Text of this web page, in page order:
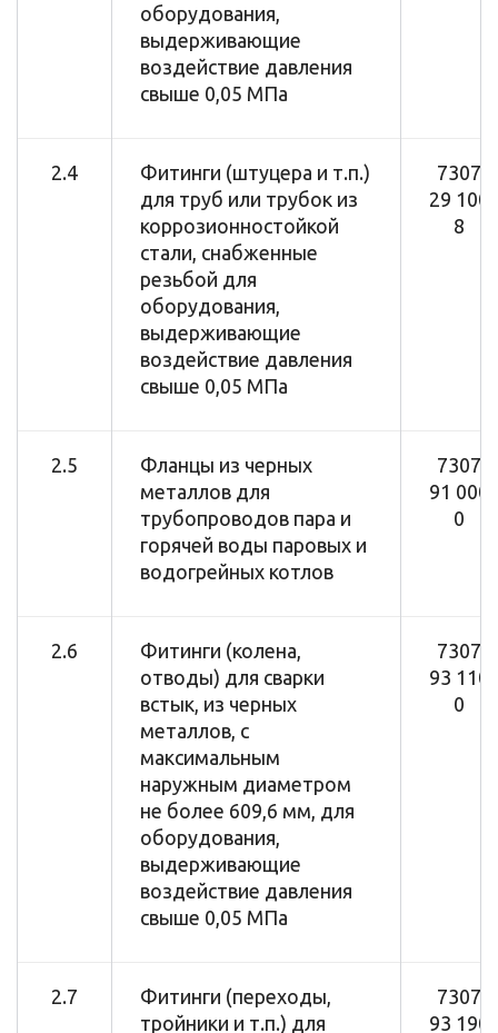
оборудования,
выдерживающие
воздействие давления
свыше 0,05 МПа
2.4
Фитинги (штуцера и т.п.)
для труб или трубок из
коррозионностойкой
стали, снабженные
резьбой для
оборудования,
выдерживающие
воздействие давления
свыше 0,05 МПа
7307
29 100
8
2.5
Фланцы из черных
металлов для
трубопроводов пара и
горячей воды паровых и
водогрейных котлов
7307
91 000
0
2.6
Фитинги (колена,
отводы) для сварки
встык, из черных
металлов, с
максимальным
наружным диаметром
не более 609,6 мм, для
оборудования,
выдерживающие
воздействие давления
свыше 0,05 МПа
7307
93 110
0
2.7
Фитинги (переходы,
тройники и т.п.) для
7307
93 190